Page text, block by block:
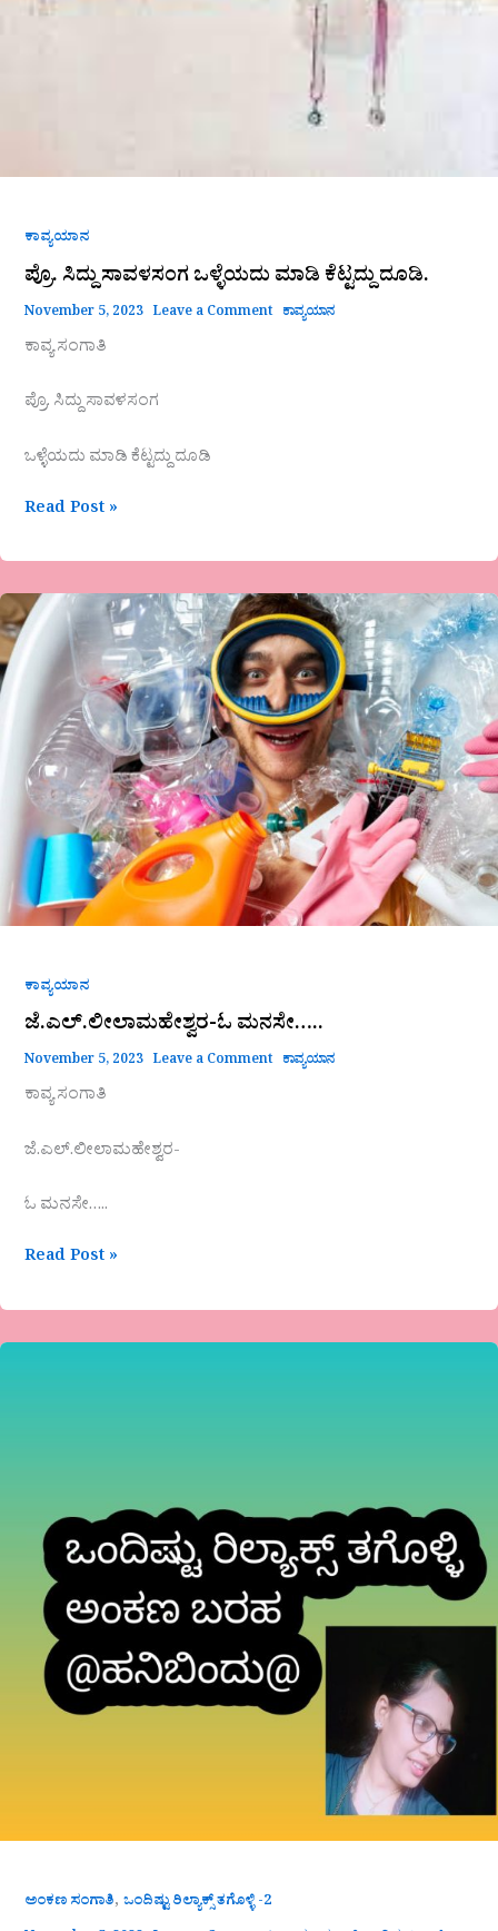
ಕಾವ್ಯಯಾನ
ಪ್ರೊ. ಸಿದ್ದು ಸಾವಳಸಂಗ ಒಳ್ಳೆಯದು ಮಾಡಿ ಕೆಟ್ಟದ್ದು ದೂಡಿ.
November 5, 2023 Leave a Comment ಕಾವ್ಯಯಾನ
ಕಾವ್ಯ ಸಂಗಾತಿ
ಪ್ರೊ. ಸಿದ್ದು ಸಾವಳಸಂಗ
ಒಳ್ಳೆಯದು ಮಾಡಿ ಕೆಟ್ಟದ್ದು ದೂಡಿ
Read Post »
ಕಾವ್ಯಯಾನ
ಜೆ.ಎಲ್.ಲೀಲಾಮಹೇಶ್ವರ-ಓ ಮನಸೇ…..
November 5, 2023 Leave a Comment ಕಾವ್ಯಯಾನ
ಕಾವ್ಯ ಸಂಗಾತಿ
ಜೆ.ಎಲ್.ಲೀಲಾಮಹೇಶ್ವರ-
ಓ ಮನಸೇ…..
ಜೆ.ಎಲ್.ಲೀಲಾಮಹೇಶ್ವರ-
ಓ
ಮನಸೇ…..
Read Post »
ಅಂಕಣ ಸಂಗಾತಿ, ಒಂದಿಷ್ಟು ರಿಲ್ಯಾಕ್ಸ್ ತಗೊಳ್ಳಿ -2